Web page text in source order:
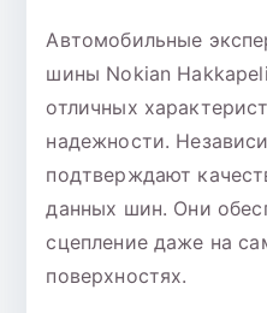
Автомобильные
шины Nokian
отличных
надежности.
подтверждают
данных шин. Они
сцепление даже на
поверхностях.